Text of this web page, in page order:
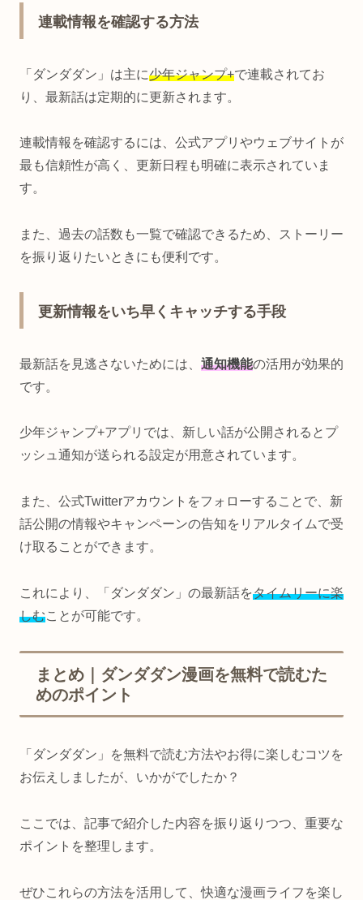
連載情報を確認する方法
「ダンダダン」は主に少年ジャンプ+で連載されてお
り、最新話は定期的に更新されます。
連載情報を確認するには、公式アプリやウェブサイトが
最も信頼性が高く、更新日程も明確に表示されていま
す。
また、過去の話数も一覧で確認できるため、ストーリー
を振り返りたいときにも便利です。
更新情報をいち早くキャッチする手段
最新話を見逃さないためには、 通知機能の活用が効果的
です。
少年ジャンプ+アプリでは、新しい話が公開されるとプ
ッシュ通知が送られる設定が用意されています。
また、公式Twitterアカウントをフォローすることで、新
話公開の情報やキャンペーンの告知をリアルタイムで受
け取ることができます。
これにより、「ダンダダン」の最新話をタイムリーに楽
しむことが可能です。
まとめ｜ダンダダン漫画を無料で読むた
めのポイント
「ダンダダン」を無料で読む方法やお得に楽しむコツを
お伝えしましたが、いかがでしたか？
ここでは、記事で紹介した内容を振り返りつつ、重要な
ポイントを整理します。
ぜひこれらの方法を活用して、快適な漫画ライフを楽し